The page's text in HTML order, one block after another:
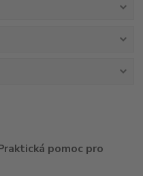
pomoc pro